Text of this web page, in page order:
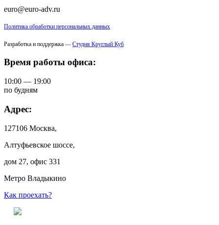
euro@euro-adv.ru
Политика обработки персональных данных
Разработка и поддержка — Студия Круглый Куб
Время работы офиса:
10:00 — 19:00
по будням
Адрес:
127106 Москва,
Алтуфьевское шоссе,
дом 27, офис 331
Метро Владыкино
Как проехать?